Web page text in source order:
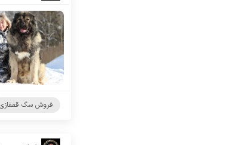
فروش سگ قفقازی